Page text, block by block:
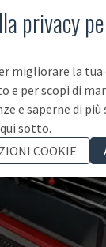
privacy
migliorare la tua
e per scopi di
e saperne di più
sotto.
COOKIE